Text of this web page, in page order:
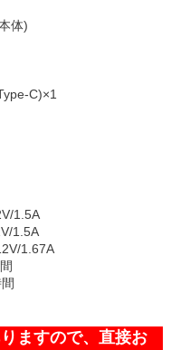
体)
C)×1
1.5A
1.5A
1.67A
ますので、直接お